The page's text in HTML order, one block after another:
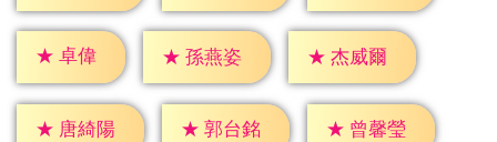
★ 卓偉 ★ 孫燕姿 ★ 杰威爾
★ 唐綺陽 ★ 郭台銘 ★ 曾馨瑩